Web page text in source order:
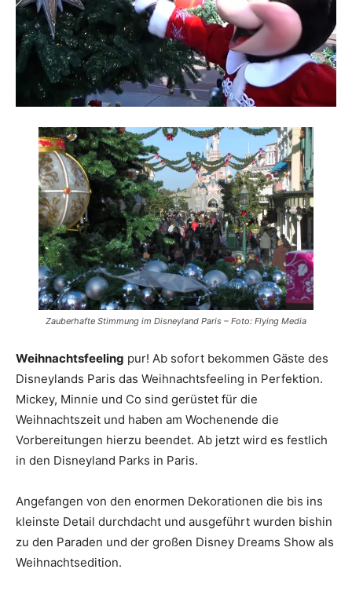
Reiseempfehlungen.
Zauberhafte Stimmung im Disneyland Paris – Foto: Flying Media
Weihnachtsfeeling pur! Ab sofort bekommen Gäste des
Disneylands Paris das Weihnachtsfeeling in Perfektion.
Mickey, Minnie und Co sind gerüstet für die
Weihnachtszeit und haben am Wochenende die
Vorbereitungen hierzu beendet. Ab jetzt wird es festlich
in den Disneyland Parks in Paris.
Angefangen von den enormen Dekorationen die bis ins
kleinste Detail durchdacht und ausgeführt wurden bishin
zu den Paraden und der großen Disney Dreams Show als
Weihnachtsedition.